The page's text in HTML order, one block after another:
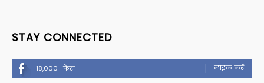
STAY CONNECTED
18,000 फैंस लाइक करें